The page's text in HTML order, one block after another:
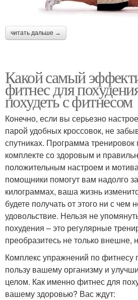
читать дальше →
Какой самый
фитнес для
похудеть с фитнесом
Конечно, если вы серьезно
парой удобных кроссовок, не
спутниках. Программа тренировок
комплекте со здоровым и
положительным настроем и
помощники помогут вам надолго
килограммах, ваша жизнь
будете получать от этого ни с чем
удовольствие. Нельзя не
похудения – это регулярные
преобразитесь не только внешне,
Комплекс упражнений по фитнесу
пользу вашему организму и
целом. Как именно фитнес для
вашему здоровью? Вас ждут: